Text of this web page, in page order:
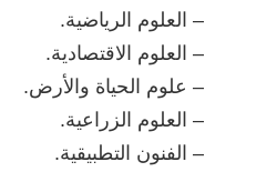
– العلوم الرياضية.
– العلوم الاقتصادية.
– علوم الحياة والأرض.
– العلوم الزراعية.
– الفنون التطبيقية.